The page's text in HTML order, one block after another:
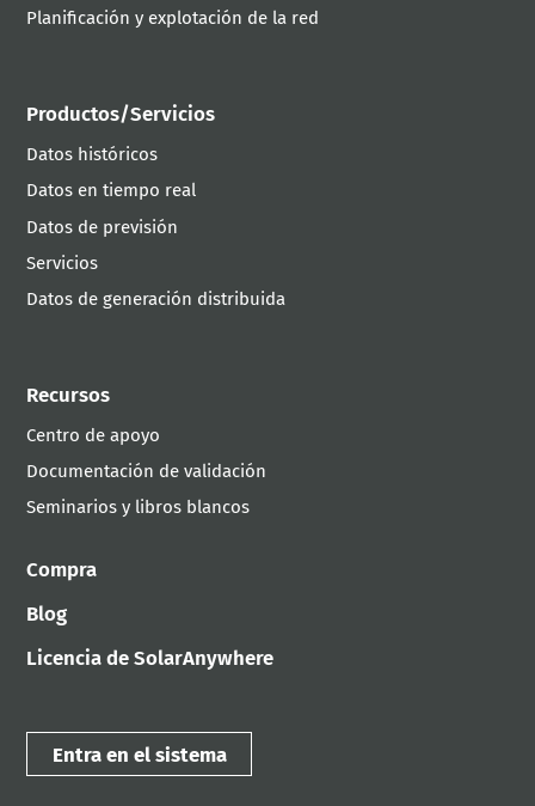
Planificación y explotación de la red
Productos/Servicios
Datos históricos
Datos en tiempo real
Datos de previsión
Servicios
Datos de generación distribuida
Recursos
Centro de apoyo
Documentación de validación
Seminarios y libros blancos
Compra
Blog
Licencia de SolarAnywhere
Entra en el sistema